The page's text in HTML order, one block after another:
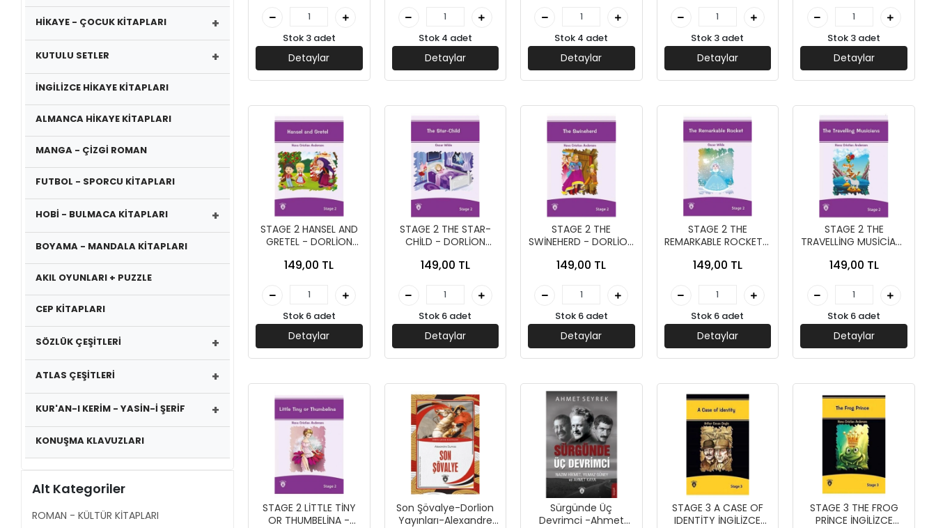
HİKAYE - ÇOCUK KİTAPLARI +
KUTULU SETLER +
İNGİLİZCE HİKAYE KİTAPLARI
ALMANCA HİKAYE KİTAPLARI
MANGA - ÇİZGİ ROMAN
FUTBOL - SPORCU KİTAPLARI
HOBİ - BULMACA KİTAPLARI +
BOYAMA - MANDALA KİTAPLARI
AKIL OYUNLARI + PUZZLE
CEP KİTAPLARI
SÖZLÜK ÇEŞİTLERİ +
ATLAS ÇEŞİTLERİ +
KUR'AN-I KERİM - YASİN-İ ŞERİF +
KONUŞMA KLAVUZLARI
Alt Kategoriler
ROMAN - KÜLTÜR KİTAPLARI
Stok 3 adet
Detaylar
Stok 4 adet
Detaylar
Stok 4 adet
Detaylar
Stok 3 adet
Detaylar
Stok 3 adet
Detaylar
STAGE 2 HANSEL AND
GRETEL - DORLİON
149,00 TL
Stok 6 adet
Detaylar
STAGE 2 THE STAR-
CHİLD - DORLİON
149,00 TL
Stok 6 adet
Detaylar
STAGE 2 THE
SWİNEHERD - DORLİON
149,00 TL
Stok 6 adet
Detaylar
STAGE 2 THE
REMARKABLE ROCKET -
149,00 TL
Stok 6 adet
Detaylar
STAGE 2 THE
TRAVELLİNG MUSİCİANS
149,00 TL
Stok 6 adet
Detaylar
STAGE 2 LİTTLE TİNY
OR THUMBELİNA -
Son Şövalye-Dorlion
Yayınları-Alexandre
Sürgünde Üç
Devrimci -Ahmet
STAGE 3 A CASE OF
IDENTİTY İNGİLİZCE
STAGE 3 THE FROG
PRİNCE İNGİLİZCE